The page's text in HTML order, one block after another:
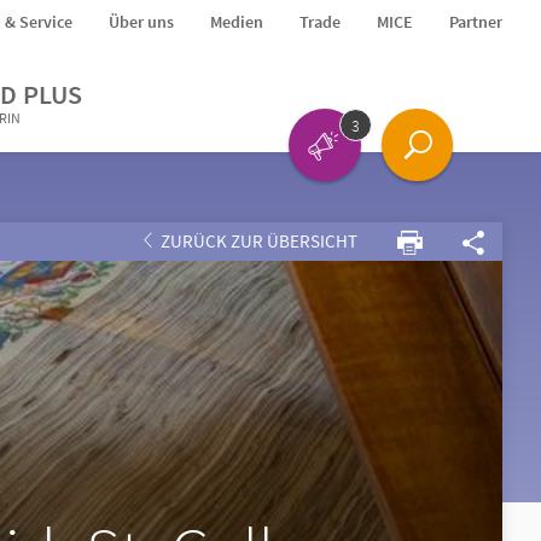
Service Über uns Medien Trade MICE Partner
PLUS
3
ZURÜCK ZUR ÜBERSICHT